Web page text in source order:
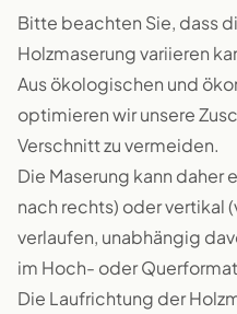
Bitte beachten Sie, dass
Holzmaserung variieren
Aus ökologischen und
optimieren wir unsere
Verschnitt zu vermeiden.
Die Maserung kann daher
nach rechts) oder vertikal
verlaufen, unabhängig
im Hoch- oder
Die Laufrichtung der